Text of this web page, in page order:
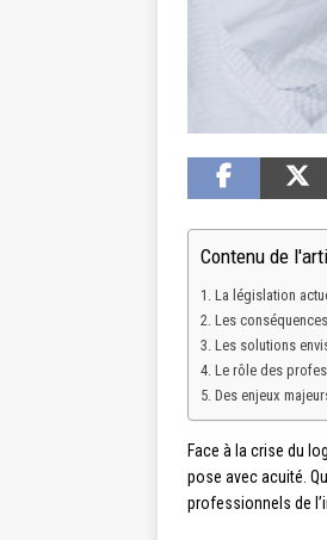
Contenu de
La législation
Les
Les solutions
Le rôle des
Des enjeux
Face à la crise du
pose avec acuité.
professionnels de